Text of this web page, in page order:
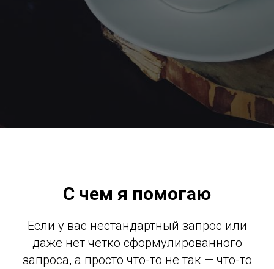
С чем я помогаю
Если у вас нестандартный запрос или
даже нет четко сформулированного
запроса, а просто что-то не так — что-то